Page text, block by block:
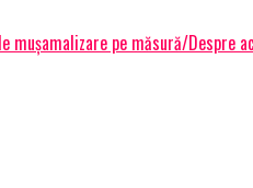
pe măsură/Despre